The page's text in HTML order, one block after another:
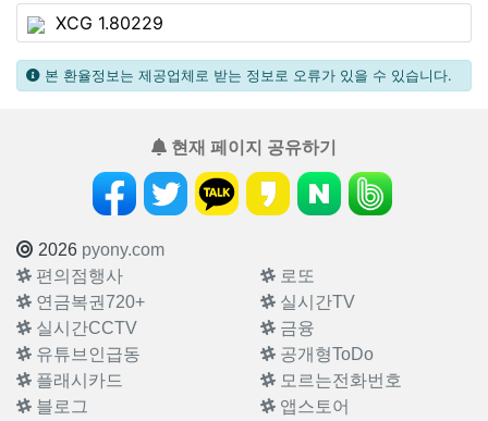
XCG 1.80229
본 환율정보는 제공업체로 받는 정보로 오류가 있을 수 있습니다.
현재 페이지 공유하기
2026 pyony.com
편의점행사
로또
연금복권720+
실시간TV
실시간CCTV
금융
유튜브인급동
공개형ToDo
플래시카드
모르는전화번호
블로그
앱스토어